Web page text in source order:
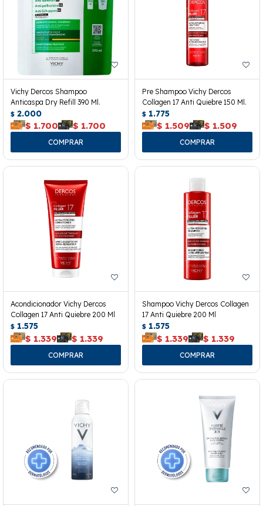
Vichy Dercos Shampoo
Anticaspa Dry Refill 390 Ml.
$ 2.000
$ 1.700 $ 1.700
Pre Shampoo Vichy Dercos
Collagen 17 Anti Quiebre 150 Ml.
$ 1.775
$ 1.509 $ 1.509
Acondicionador Vichy Dercos
Collagen 17 Anti Quiebre 200 Ml
$ 1.575
$ 1.339 $ 1.339
Shampoo Vichy Dercos Collagen
17 Anti Quiebre 200 Ml
$ 1.575
$ 1.339 $ 1.339